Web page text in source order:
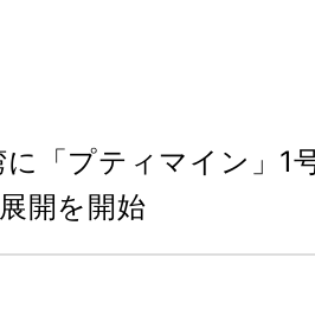
「プティマイン」1
開を開始